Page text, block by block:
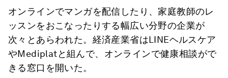
オンラインでマンガを配信したり、家庭教師のレ
ッスンをおこなったりする幅広い分野の企業が
次々とあらわれた。経済産業省はLINEヘルスケア
やMediplatと組んで、オンラインで健康相談がで
きる窓口を開いた。